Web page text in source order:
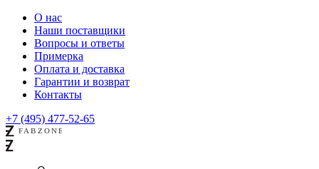
О нас
Наши поставщики
Вопросы и ответы
Примерка
Оплата и доставка
Гарантии и возврат
Контакты
+7 (495) 477-52-65